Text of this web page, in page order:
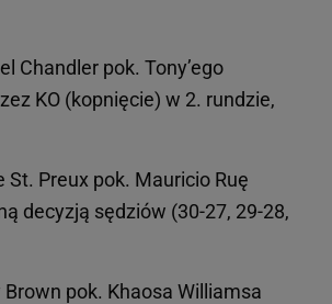
Chandler pok. Tony’ego
KO (kopnięcie) w 2. rundzie,
St. Preux pok. Mauricio Ruę
decyzją sędziów (30-27, 29-28,
Brown pok. Khaosa Williamsa